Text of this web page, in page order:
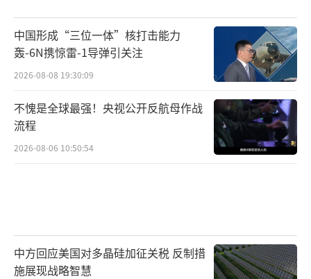
作”的外衣，但其实质是试图重启对巴拿马的
军事控制，借打压中国影响力为借口，推进美
军在拉美的战略再部署。然而，巴拿马政府的
坚决拒绝以及国际社会对美国霸权手段的日益
警惕，或许将使这一图谋难以得逞。运河属于
谁，不由华盛顿说了算，更不容旧梦重温。（责
任编辑：张佳鑫）
中国形成“三位一体”核打击能力
轰-6N携惊雷-1导弹引关注
2026-08-08 19:30:09
不愧是全球最强！央视公开反航母作战
流程
2026-08-06 10:50:54
中方回应美国对多晶硅加征关税 反制措
施展现战略智慧